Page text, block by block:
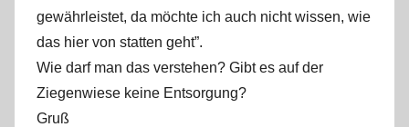
gewährleistet, da möchte ich auch nicht wissen, wie
das hier von statten geht”.
Wie darf man das verstehen? Gibt es auf der
Ziegenwiese keine Entsorgung?
Gruß